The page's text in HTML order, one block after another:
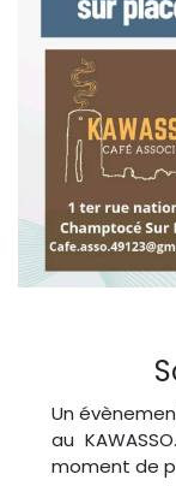
Un
au
moment de